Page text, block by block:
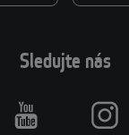
Sledujte nás
Youtube